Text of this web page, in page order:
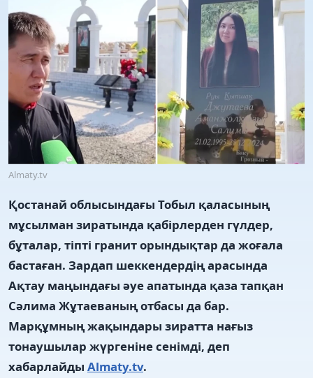
Almaty.tv
Қостанай облысындағы Тобыл қаласының
мұсылман зиратында қабірлерден гүлдер,
бұталар, тіпті гранит орындықтар да жоғала
бастаған. Зардап шеккендердің арасында
Ақтау маңындағы әуе апатында қаза тапқан
Сәлима Жұтаеваның отбасы да бар.
Марқұмның жақындары зиратта нағыз
тонаушылар жүргеніне сенімді, деп
хабарлайды Almaty.tv.